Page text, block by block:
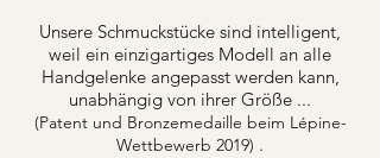
Unsere Schmuckstücke sind intelligent,
weil ein einzigartiges Modell an alle
Handgelenke angepasst werden kann,
unabhängig von ihrer Größe ...
(Patent und Bronzemedaille beim Lépine-
Wettbewerb 2019) .